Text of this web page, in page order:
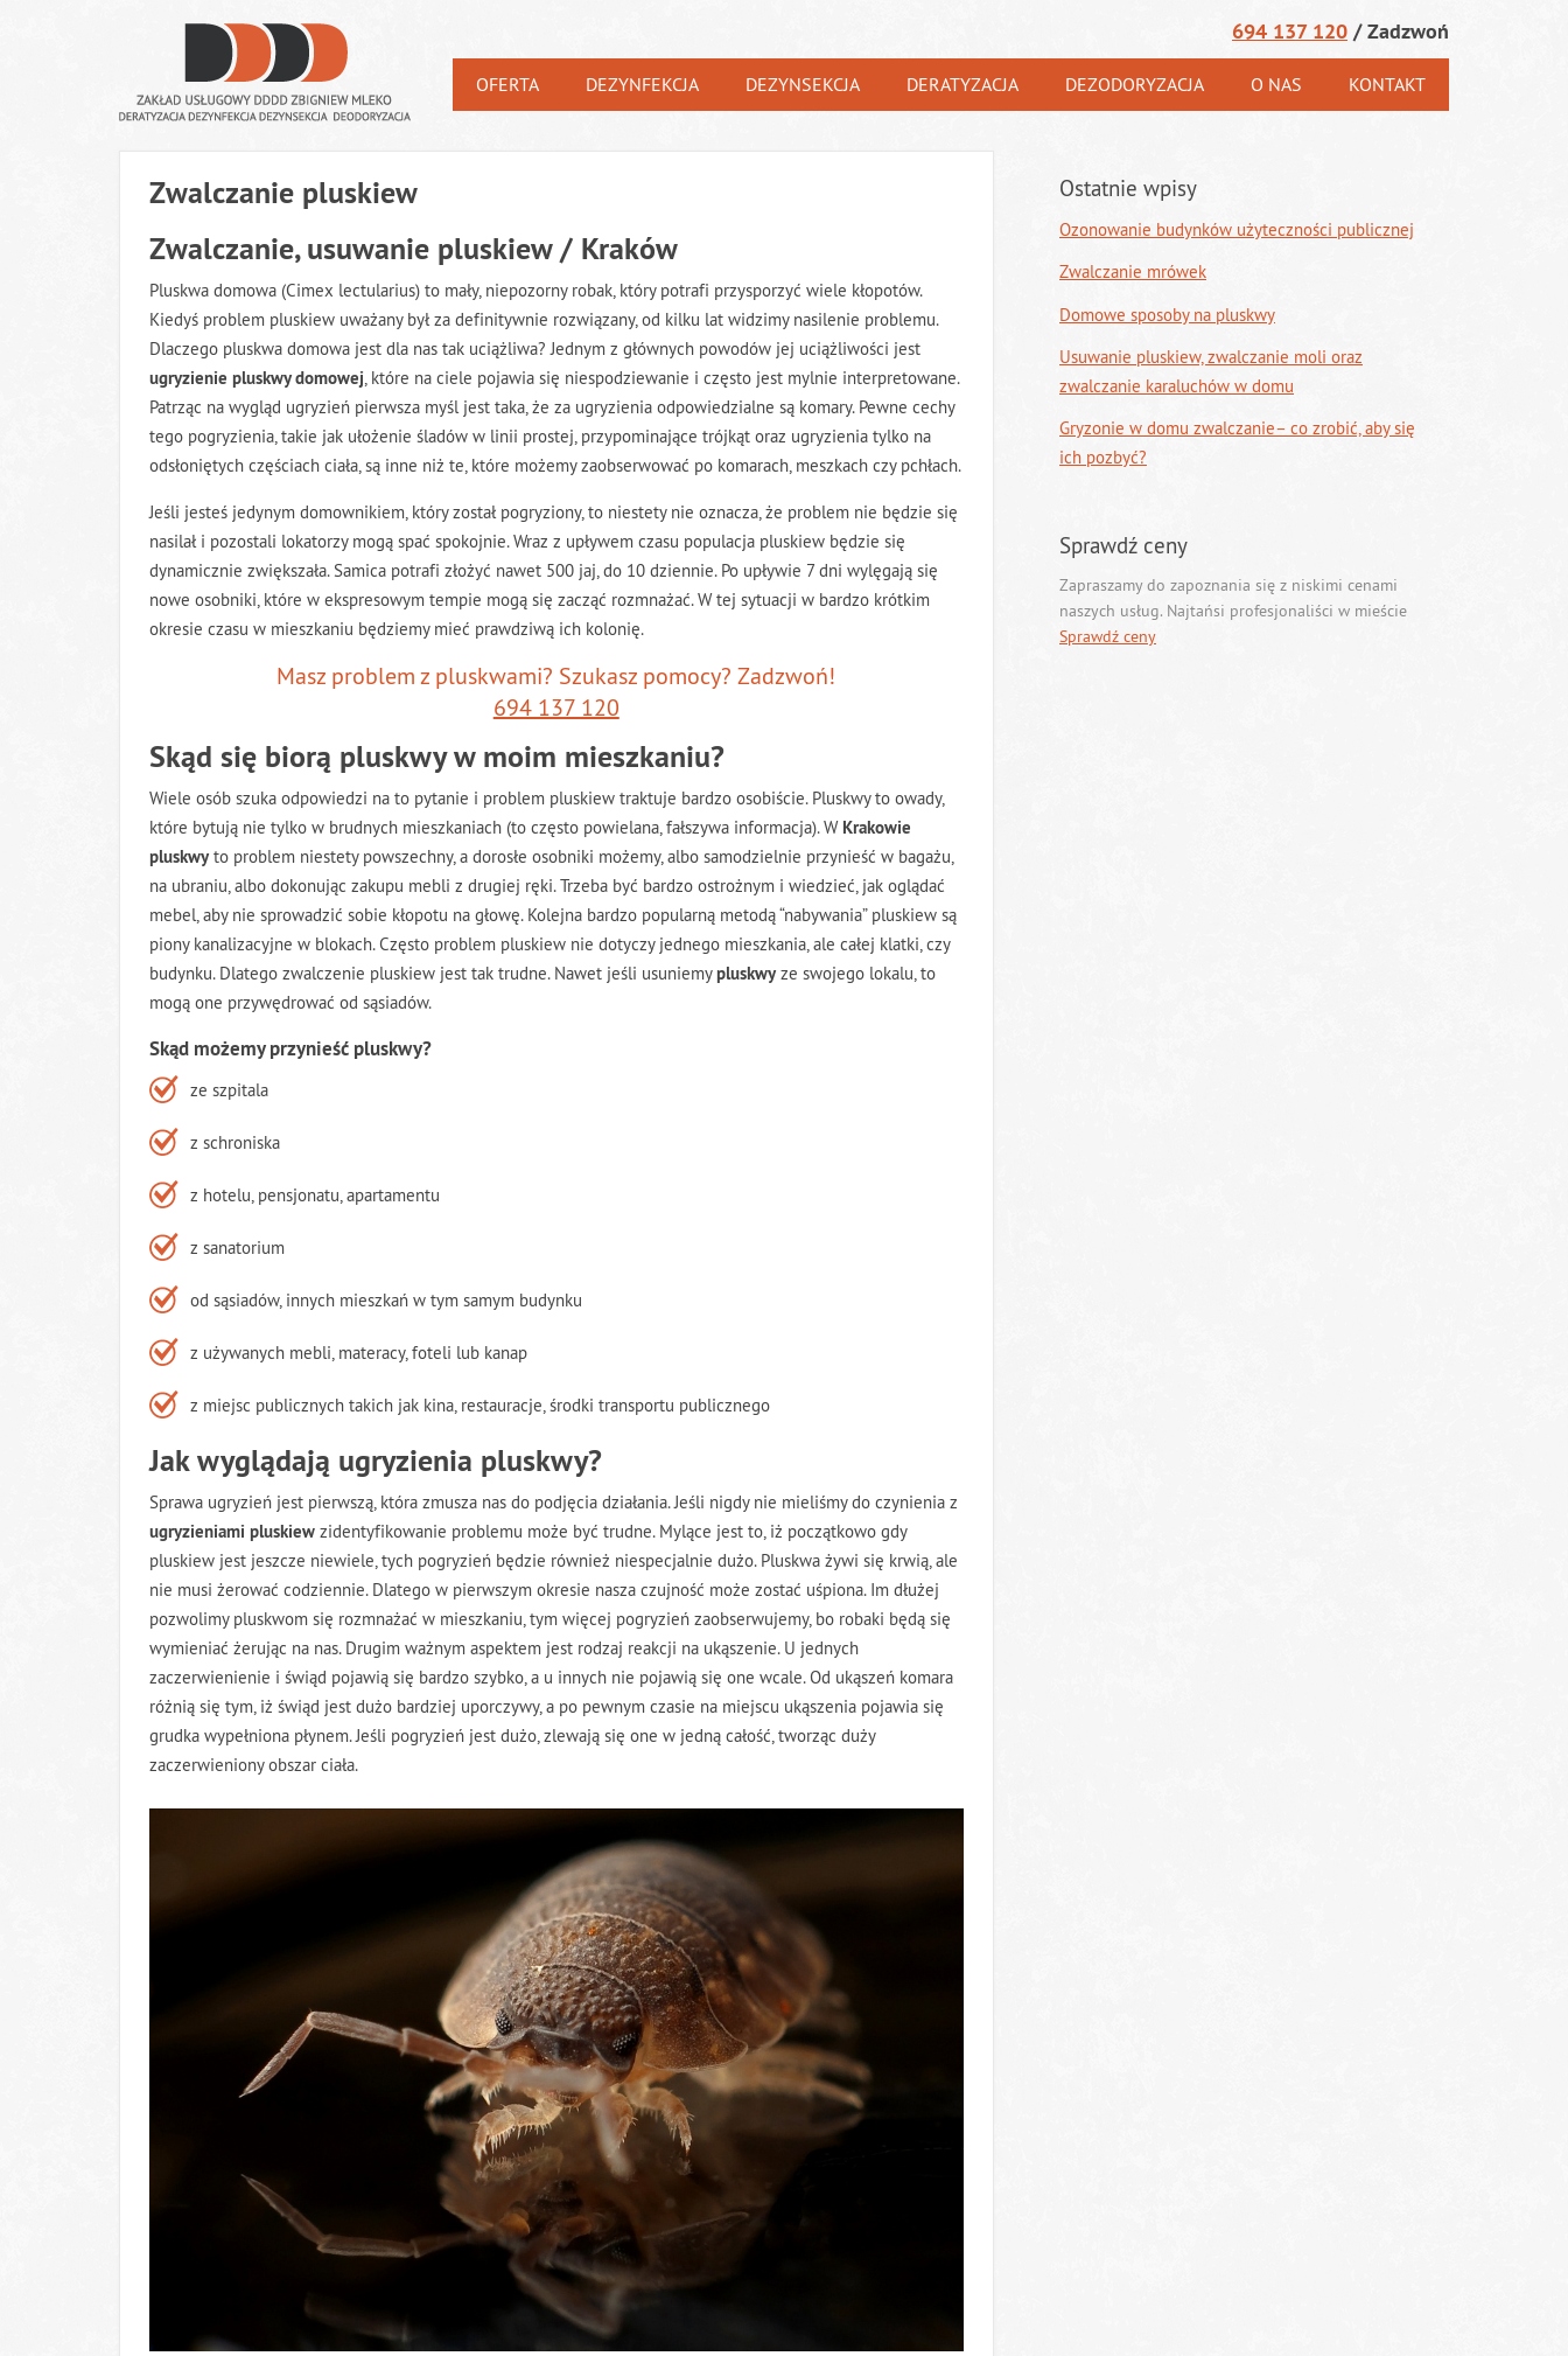
OFERTA DEZYNFEKCJA DEZYNSEKCJA DERATYZACJA DEZODORYZACJA O NAS KONTAKT
694 137 120 / Zadzwoń
Zwalczanie pluskiew
Zwalczanie, usuwanie pluskiew / Kraków
Pluskwa domowa (Cimex lectularius) to mały, niepozorny robak, który potrafi przysporzyć wiele kłopotów.
Kiedyś problem pluskiew uważany był za definitywnie rozwiązany, od kilku lat widzimy nasilenie problemu.
Dlaczego pluskwa domowa jest dla nas tak uciążliwa? Jednym z głównych powodów jej uciążliwości jest
ugryzienie pluskwy domowej, które na ciele pojawia się niespodziewanie i często jest mylnie interpretowane.
Patrząc na wygląd ugryzień pierwsza myśl jest taka, że za ugryzienia odpowiedzialne są komary. Pewne cechy
tego pogryzienia, takie jak ułożenie śladów w linii prostej, przypominające trójkąt oraz ugryzienia tylko na
odsłoniętych częściach ciała, są inne niż te, które możemy zaobserwować po komarach, meszkach czy pchłach.
Jeśli jesteś jedynym domownikiem, który został pogryziony, to niestety nie oznacza, że problem nie będzie się
nasilał i pozostali lokatorzy mogą spać spokojnie. Wraz z upływem czasu populacja pluskiew będzie się
dynamicznie zwiększała. Samica potrafi złożyć nawet 500 jaj, do 10 dziennie. Po upływie 7 dni wylęgają się
nowe osobniki, które w ekspresowym tempie mogą się zacząć rozmnażać. W tej sytuacji w bardzo krótkim
okresie czasu w mieszkaniu będziemy mieć prawdziwą ich kolonię.
Masz problem z pluskwami? Szukasz pomocy? Zadzwoń!
694 137 120
Skąd się biorą pluskwy w moim mieszkaniu?
Wiele osób szuka odpowiedzi na to pytanie i problem pluskiew traktuje bardzo osobiście. Pluskwy to owady,
które bytują nie tylko w brudnych mieszkaniach (to często powielana, fałszywa informacja). W Krakowie
pluskwyto problem niestety powszechny, a dorosłe osobniki możemy, albo samodzielnie przynieść w bagażu,
na ubraniu, albo dokonując zakupu mebli z drugiej ręki. Trzeba być bardzo ostrożnym i wiedzieć, jak oglądać
mebel, aby nie sprowadzić sobie kłopotu na głowę. Kolejna bardzo popularną metodą “nabywania” pluskiew są
piony kanalizacyjne w blokach. Często problem pluskiew nie dotyczy jednego mieszkania, ale całej klatki, czy
budynku. Dlatego zwalczenie pluskiew jest tak trudne. Nawet jeśli usuniemypluskwyze swojego lokalu, to
mogą one przywędrować od sąsiadów.
Skąd możemy przynieść pluskwy?
ze szpitala
z schroniska
z hotelu, pensjonatu, apartamentu
z sanatorium
od sąsiadów, innych mieszkań w tym samym budynku
z używanych mebli, materacy, foteli lub kanap
z miejsc publicznych takich jak kina, restauracje, środki transportu publicznego
Jak wyglądają ugryzienia pluskwy?
Sprawa ugryzień jest pierwszą, która zmusza nas do podjęcia działania. Jeśli nigdy nie mieliśmy do czynienia z
ugryzieniami pluskiew zidentyfikowanie problemu może być trudne. Mylące jest to, iż początkowo gdy
pluskiew jest jeszcze niewiele, tych pogryzień będzie również niespecjalnie dużo. Pluskwa żywi się krwią, ale
nie musi żerować codziennie. Dlatego w pierwszym okresie nasza czujność może zostać uśpiona. Im dłużej
pozwolimy pluskwom się rozmnażać w mieszkaniu, tym więcej pogryzień zaobserwujemy, bo robaki będą się
wymieniać żerując na nas. Drugim ważnym aspektem jest rodzaj reakcji na ukąszenie. U jednych
zaczerwienienie i świąd pojawią się bardzo szybko, a u innych nie pojawią się one wcale. Od ukąszeń komara
różnią się tym, iż świąd jest dużo bardziej uporczywy, a po pewnym czasie na miejscu ukąszenia pojawia się
grudka wypełniona płynem. Jeśli pogryzień jest dużo, zlewają się one w jedną całość, tworząc duży
zaczerwieniony obszar ciała.
Ostatnie wpisy
Ozonowanie budynków użyteczności publicznej
Zwalczanie mrówek
Domowe sposoby na pluskwy
Usuwanie pluskiew, zwalczanie moli oraz
zwalczanie karaluchów w domu
Gryzonie w domu zwalczanie– co zrobić, aby się
ich pozbyć?
Sprawdź ceny
Zapraszamy do zapoznania się z niskimi cenami
naszych usług. Najtańsi profesjonaliści w mieście
Sprawdź ceny